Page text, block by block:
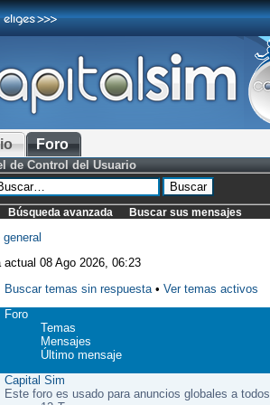
Foro
de Control del Usuario
Búsqueda avanzada Buscar sus mensajes
general
actual 08 Ago 2026, 06:23
Buscar temas sin respuesta •Ver temas activos
Foro
Temas
Mensajes
Último mensaje
Capital Sim
Este foro es usado para anuncios globales a